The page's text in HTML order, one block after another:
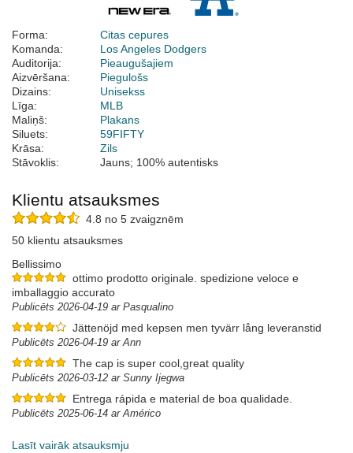
Forma:
Citas cepures
Komanda:
Los Angeles Dodgers
Auditorija:
Pieaugušajiem
Aizvēršana:
Piegulošs
Dizains:
Unisekss
Līga:
MLB
Maliņš:
Plakans
Siluets:
59FIFTY
Krāsa:
Zils
Stāvoklis:
Jauns; 100% autentisks
Klientu atsauksmes
4.8 no 5 zvaigznēm
50 klientu atsauksmes
Bellissimo
ottimo prodotto originale. spedizione veloce e
imballaggio accurato
Publicēts 2026-04-19 ar Pasqualino
Jättenöjd med kepsen men tyvärr lång leveranstid
Publicēts 2026-04-19 ar Ann
The cap is super cool,great quality
Publicēts 2026-03-12 ar Sunny Ijegwa
Entrega rápida e material de boa qualidade.
Publicēts 2025-06-14 ar Américo
Lasīt vairāk atsauksmju